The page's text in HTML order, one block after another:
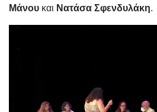
Μάνου και Νατάσα Σφενδυλάκη.